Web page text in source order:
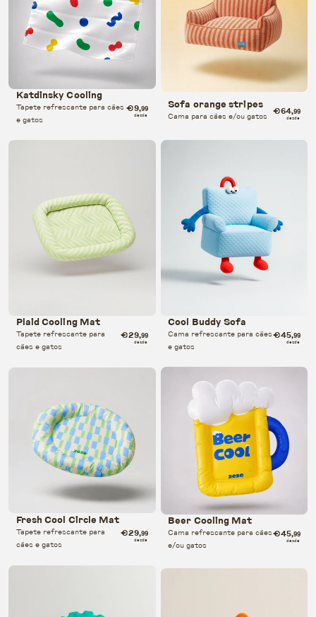
Katdinsky Cooling
Tapete refrescante para cães
e gatos
desde
€9,99 Sofa orange stripes
Cama para cães e/ou gatos desde
€64,99
Plaid Cooling Mat
Tapete refrescante para
cães e gatos
desde
€29,99
Cool Buddy Sofa
Cama refrescante para cães
e gatos
desde
€45,99
Fresh Cool Circle Mat
Tapete refrescante para
cães e gatos
desde
€29,99
Beer Cooling Mat
Cama refrescante para cães
e/ou gatos
desde
€45,99